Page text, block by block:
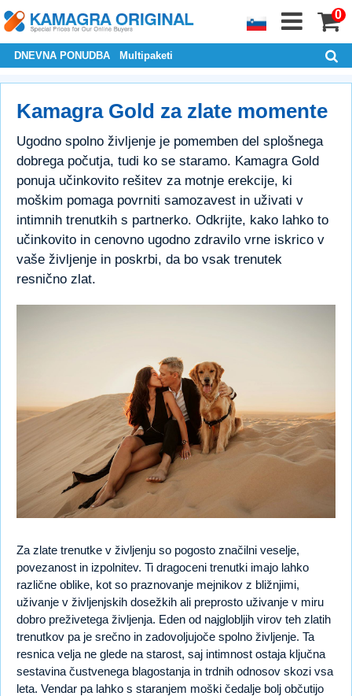
0
DNEVNA PONUDBA Multipaketi
Kamagra Gold za zlate momente
Ugodno spolno življenje je pomemben del splošnega
dobrega počutja, tudi ko se staramo. Kamagra Gold
ponuja učinkovito rešitev za motnje erekcije, ki
moškim pomaga povrniti samozavest in uživati v
intimnih trenutkih s partnerko. Odkrijte, kako lahko to
učinkovito in cenovno ugodno zdravilo vrne iskrico v
vaše življenje in poskrbi, da bo vsak trenutek
resnično zlat.
Za zlate trenutke v življenju so pogosto značilni veselje,
povezanost in izpolnitev. Ti dragoceni trenutki imajo lahko
različne oblike, kot so praznovanje mejnikov z bližnjimi,
uživanje v življenjskih dosežkih ali preprosto uživanje v miru
dobro preživetega življenja. Eden od najglobljih virov teh zlatih
trenutkov pa je srečno in zadovoljujoče spolno življenje. Ta
resnica velja ne glede na starost, saj intimnost ostaja ključna
sestavina čustvenega blagostanja in trdnih odnosov skozi vsa
leta. Vendar pa lahko s staranjem moški čedalje bolj občutijo